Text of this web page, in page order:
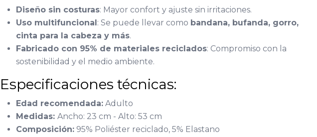
Diseño sin costuras: Mayor confort y ajuste sin irritaciones.
Uso multifuncional: Se puede llevar como bandana, bufanda, gorro,
cinta para la cabeza y más.
Fabricado con 95% de materiales reciclados: Compromiso con la
sostenibilidad y el medio ambiente.
Especificaciones técnicas:
Edad recomendada: Adulto
Medidas: Ancho: 23 cm - Alto: 53 cm
Composición: 95% Poliéster reciclado, 5% Elastano